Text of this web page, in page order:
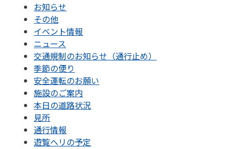
お知らせ
その他
イベント情報
ニュース
交通規制のお知らせ（通行止め）
季節の便り
安全運転のお願い
施設のご案内
本日の道路状況
見所
通行情報
遊覧ヘリの予定